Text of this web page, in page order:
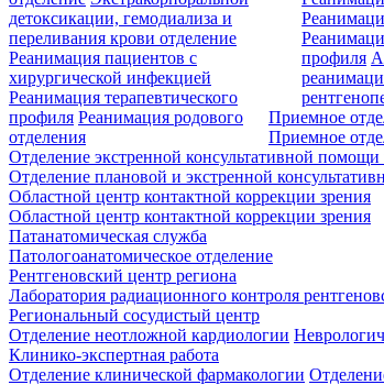
детоксикации, гемодиализа и
переливания крови отделение
Реанимация пациентов с
хирургической инфекцией
Реанимация терапевтического
профиля Реанимация родового
отделения
профиля
Приемное
Приемное
Отделение экстренной консультативной
Отделение плановой и экстренной
Областной центр контактной коррекции зрения
Областной центр контактной коррекции зрения
Патанатомическая служба
Патологоанатомическое отделение
Рентгеновский центр региона
Лаборатория радиационного контроля
Региональный сосудистый центр
Отделение неотложной кардиологии
Клинико-экспертная работа
Отделение клинической фармакологии